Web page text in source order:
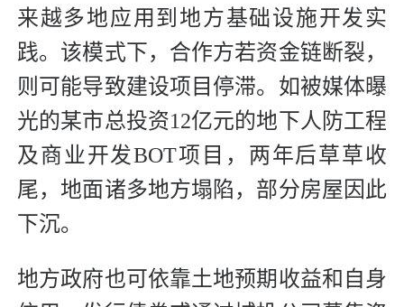
来越多地应用到地方基础设施开发实
践。该模式下，合作方若资金链断裂，
则可能导致建设项目停滞。如被媒体曝
光的某市总投资12亿元的地下人防工程
及商业开发BOT项目，两年后草草收
尾，地面诸多地方塌陷，部分房屋因此
下沉。
地方政府也可依靠土地预期收益和自身